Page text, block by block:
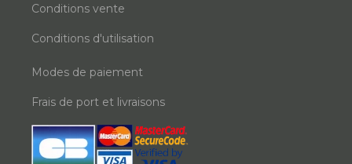
Conditions vente
Conditions d'utilisation
Modes de paiement
Frais de port et livraisons